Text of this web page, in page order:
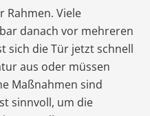
Rahmen. Viele
danach vor mehreren
sich die Tür jetzt schnell
aus oder müssen
Maßnahmen sind
sinnvoll, um die